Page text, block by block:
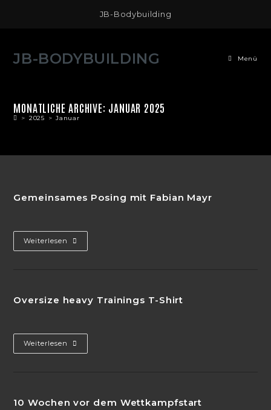
JB-Bodybuilding
JB-BODYBUILDING Menü
MONATLICHE ARCHIVE: JANUAR 2025
> 2025 > Januar
Gemeinsames Posing mit Fabian Mayr
Weiterlesen Gemeinsames
Posing
Oversize heavy Trainings T-Shirt
Weiterlesen Oversize
Heavy
10 Wochen vor dem Wettkampfstart